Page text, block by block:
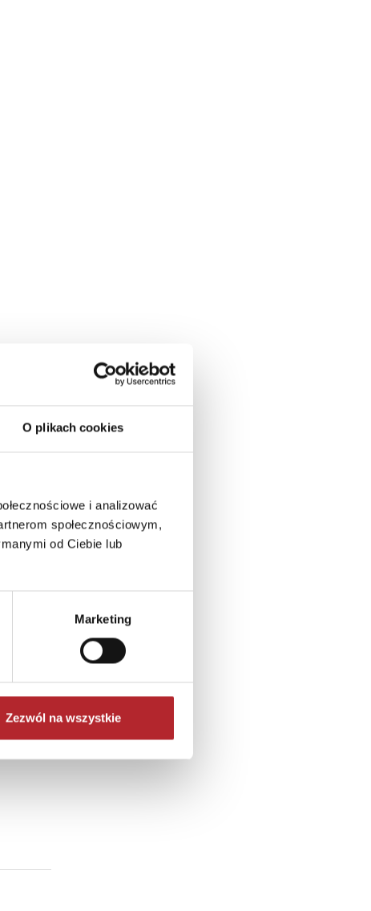
O plikach cookies
i analizować
społecznościowym,
od Ciebie lub
Marketing
Zezwól na wszystkie